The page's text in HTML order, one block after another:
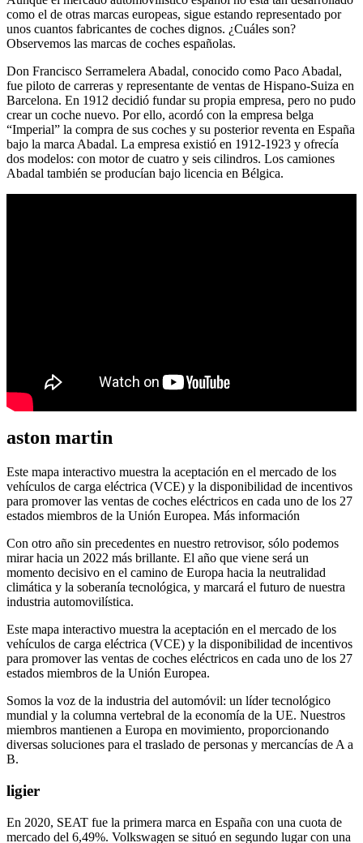
como el de otras marcas europeas, sigue estando representado por
unos cuantos fabricantes de coches dignos. ¿Cuáles son?
Observemos las marcas de coches españolas.
Don Francisco Serramelera Abadal, conocido como Paco Abadal,
fue piloto de carreras y representante de ventas de Hispano-Suiza en
Barcelona. En 1912 decidió fundar su propia empresa, pero no pudo
crear un coche nuevo. Por ello, acordó con la empresa belga
“Imperial” la compra de sus coches y su posterior reventa en España
bajo la marca Abadal. La empresa existió en 1912-1923 y ofrecía
dos modelos: con motor de cuatro y seis cilindros. Los camiones
Abadal también se producían bajo licencia en Bélgica.
aston martin
Este mapa interactivo muestra la aceptación en el mercado de los
vehículos de carga eléctrica (VCE) y la disponibilidad de incentivos
para promover las ventas de coches eléctricos en cada uno de los 27
estados miembros de la Unión Europea. Más información
Con otro año sin precedentes en nuestro retrovisor, sólo podemos
mirar hacia un 2022 más brillante. El año que viene será un
momento decisivo en el camino de Europa hacia la neutralidad
climática y la soberanía tecnológica, y marcará el futuro de nuestra
industria automovilística.
Este mapa interactivo muestra la aceptación en el mercado de los
vehículos de carga eléctrica (VCE) y la disponibilidad de incentivos
para promover las ventas de coches eléctricos en cada uno de los 27
estados miembros de la Unión Europea.
Somos la voz de la industria del automóvil: un líder tecnológico
mundial y la columna vertebral de la economía de la UE. Nuestros
miembros mantienen a Europa en movimiento, proporcionando
diversas soluciones para el traslado de personas y mercancías de A a
B.
ligier
En 2020, SEAT fue la primera marca en España con una cuota de
mercado del 6,49%. Volkswagen se situó en segundo lugar con una